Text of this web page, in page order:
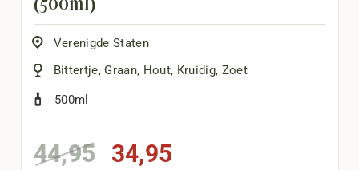
Verenigde Staten
Bittertje, Graan, Hout, Kruidig, Zoet
500ml
44,95
Oorspronkelijke
34,95